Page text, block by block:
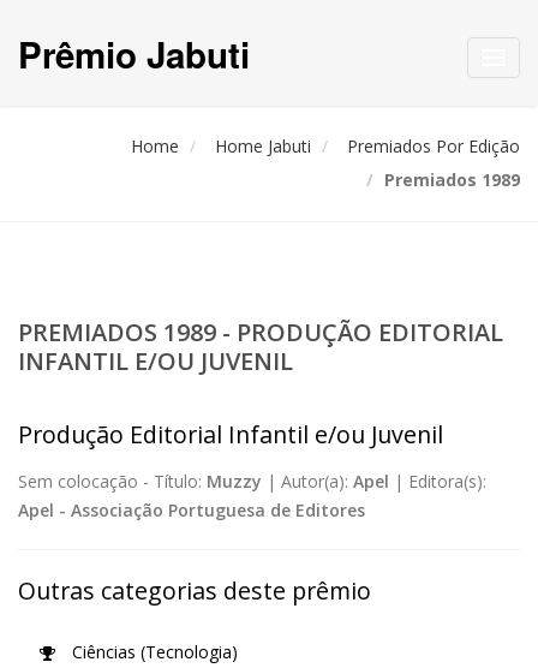
Prêmio Jabuti
Home Home Jabuti
Premiados Por Edição
Premiados 1989
PREMIADOS 1989 - PRODUÇÃO EDITORIAL
INFANTIL E/OU JUVENIL
Produção Editorial Infantil e/ou Juvenil
Sem colocação - Título: Muzzy | Autor(a): Apel | Editora(s):
Apel - Associação Portuguesa de Editores
Outras categorias deste prêmio
Ciências (Tecnologia)